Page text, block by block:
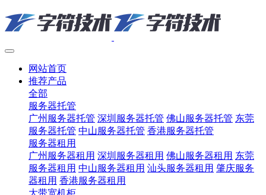
网站首页
推荐产品
全部
服务器托管
广州服务器托管 深圳服务器托管 佛山服务器托管 东莞
服务器托管 中山服务器托管 香港服务器托管
服务器租用
广州服务器租用 深圳服务器租用 佛山服务器租用 东莞
服务器租用 中山服务器租用 汕头服务器租用 肇庆服务
器租用 香港服务器租用
大带宽机柜